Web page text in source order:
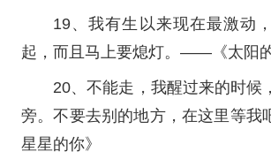
19、我有生以来现在最激动
起，而且马上要熄灯。——《太阳的
20、不能走，我醒过来的时候
旁。不要去别的地方，在这里等
星星的你》